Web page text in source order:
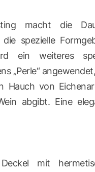
macht die
spezielle
ein weiteres
„Perle“
Hauch von
abgibt. Eine
mit